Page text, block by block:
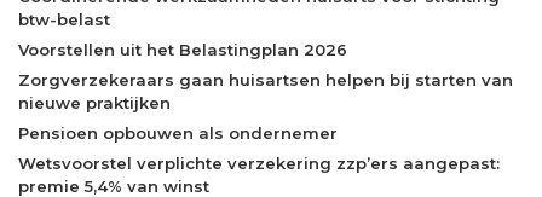
btw-belast
Voorstellen uit het Belastingplan 2026
Zorgverzekeraars gaan huisartsen helpen bij starten van
nieuwe praktijken
Pensioen opbouwen als ondernemer
Wetsvoorstel verplichte verzekering zzp’ers aangepast:
premie 5,4% van winst